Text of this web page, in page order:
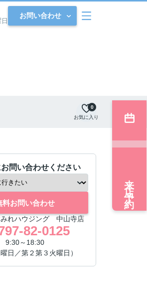
お問い合わせ
お気に入り
0
問い合わせください
料お問い合わせ
みれハウジング 中山寺店
82-0125
9:30～18:30
曜日／第２第３火曜日）
来店予約